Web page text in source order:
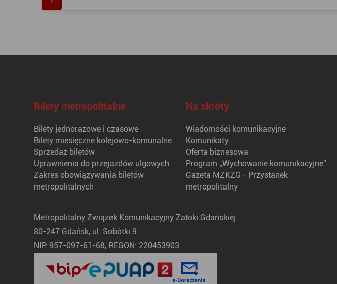
Bilety metropolitalne
Bilety jednorazowe i czasowe
Bilety miesięczne kolejowo-komunalne
Sprzedaż biletów
Uprawnienia do przejazdów ulgowych
Zakres obowiązywania biletów
metropolitalnych
Na skróty
Wiadomości komunikacyjne
Komunikaty
Oferta biznesowa
Program „Wychowanie komunikacyjne”
Gazeta MZKZG - Przystanek
metropolitalny
Metropolitalny Związek Komunikacyjny Zatoki Gdańskiej
80-247 Gdańsk, ul. Sobótki 9
NIP: 957-097-61-68, REGON: 220453903